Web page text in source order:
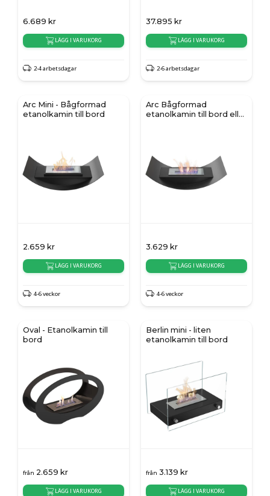
6.689 kr
LÄGG I VARUKORG
2-4 arbetsdagar
37.895 kr
LÄGG I VARUKORG
2-6 arbetsdagar
Arc Mini - Bågformad
etanolkamin till bord
2.659 kr
LÄGG I VARUKORG
4-6 veckor
Arc Bågformad
etanolkamin till bord eller
3.629 kr
LÄGG I VARUKORG
4-6 veckor
Oval - Etanolkamin till
bord
från 2.659 kr
LÄGG I VARUKORG
Berlin mini - liten
etanolkamin till bord
från 3.139 kr
LÄGG I VARUKORG